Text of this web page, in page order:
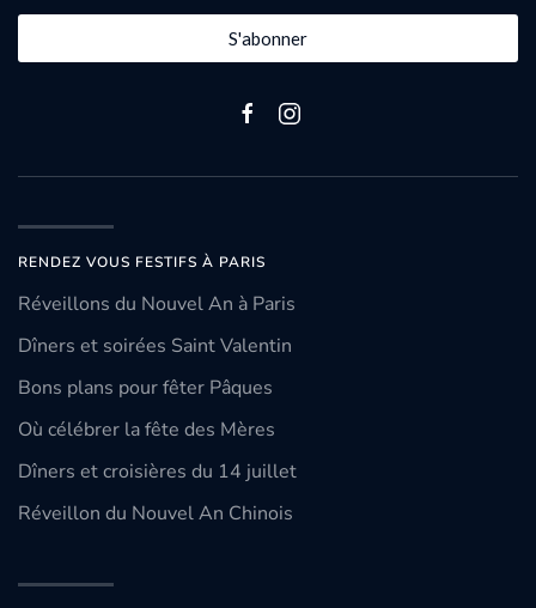
S'abonner
RENDEZ VOUS FESTIFS À PARIS
Réveillons du Nouvel An à Paris
Dîners et soirées Saint Valentin
Bons plans pour fêter Pâques
Où célébrer la fête des Mères
Dîners et croisières du 14 juillet
Réveillon du Nouvel An Chinois